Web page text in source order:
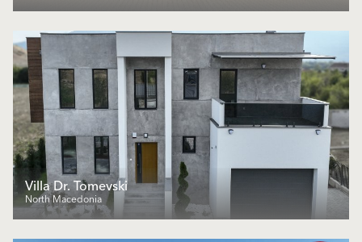
Villa Dr. Tomevski
North Macedonia